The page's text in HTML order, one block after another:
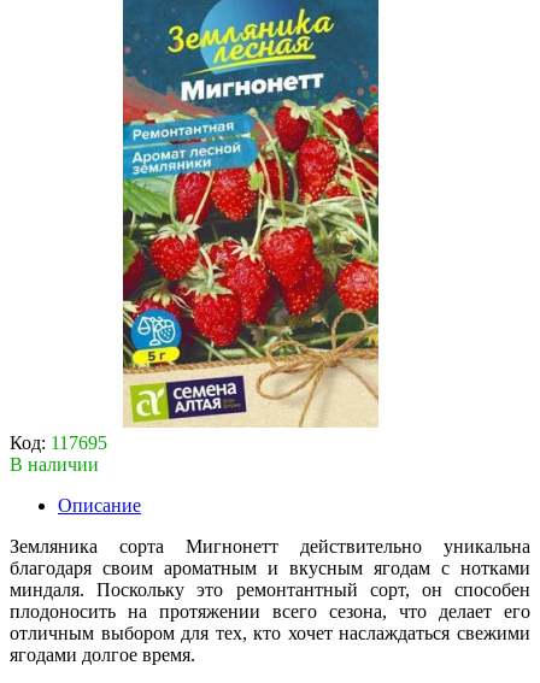
Код: 117695
В наличии
Описание
Земляника сорта Мигнонетт действительно уникальна
благодаря своим ароматным и вкусным ягодам с нотками
миндаля. Поскольку это ремонтантный сорт, он способен
плодоносить на протяжении всего сезона, что делает его
отличным выбором для тех, кто хочет наслаждаться свежими
ягодами долгое время.